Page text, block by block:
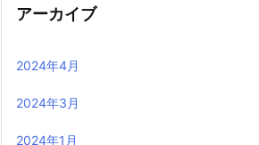
アーカイブ
2024年4月
2024年3月
2024年1月